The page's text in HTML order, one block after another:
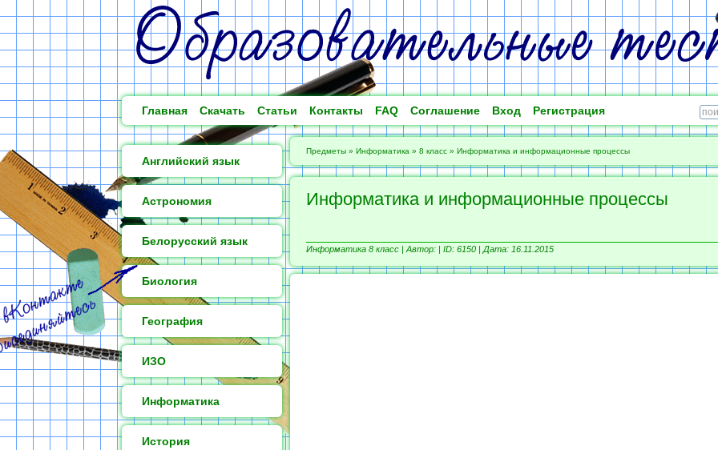
Главная Скачать Статьи Контакты FAQ Соглашение Вход Регистрация
Английский язык
Астрономия
Белорусский язык
Биология
География
ИЗО
Информатика
История
Предметы » Информатика » 8 класс » Информатика и информационные процессы
Информатика и информационные процессы
Информатика 8 класс | Автор: | ID: 6150 | Дата: 16.11.2015